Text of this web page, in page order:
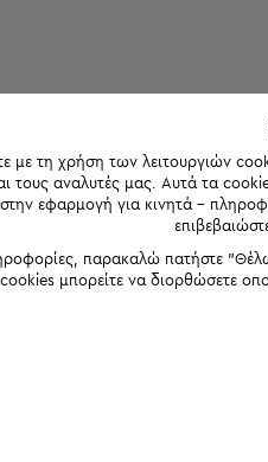
με τη χρήση των λειτουργιών
τους αναλυτές μας. Αυτά τα
στην εφαρμογή για κινητά -
παρακαλώ πατήστε
μπορείτε να διορθώσετε